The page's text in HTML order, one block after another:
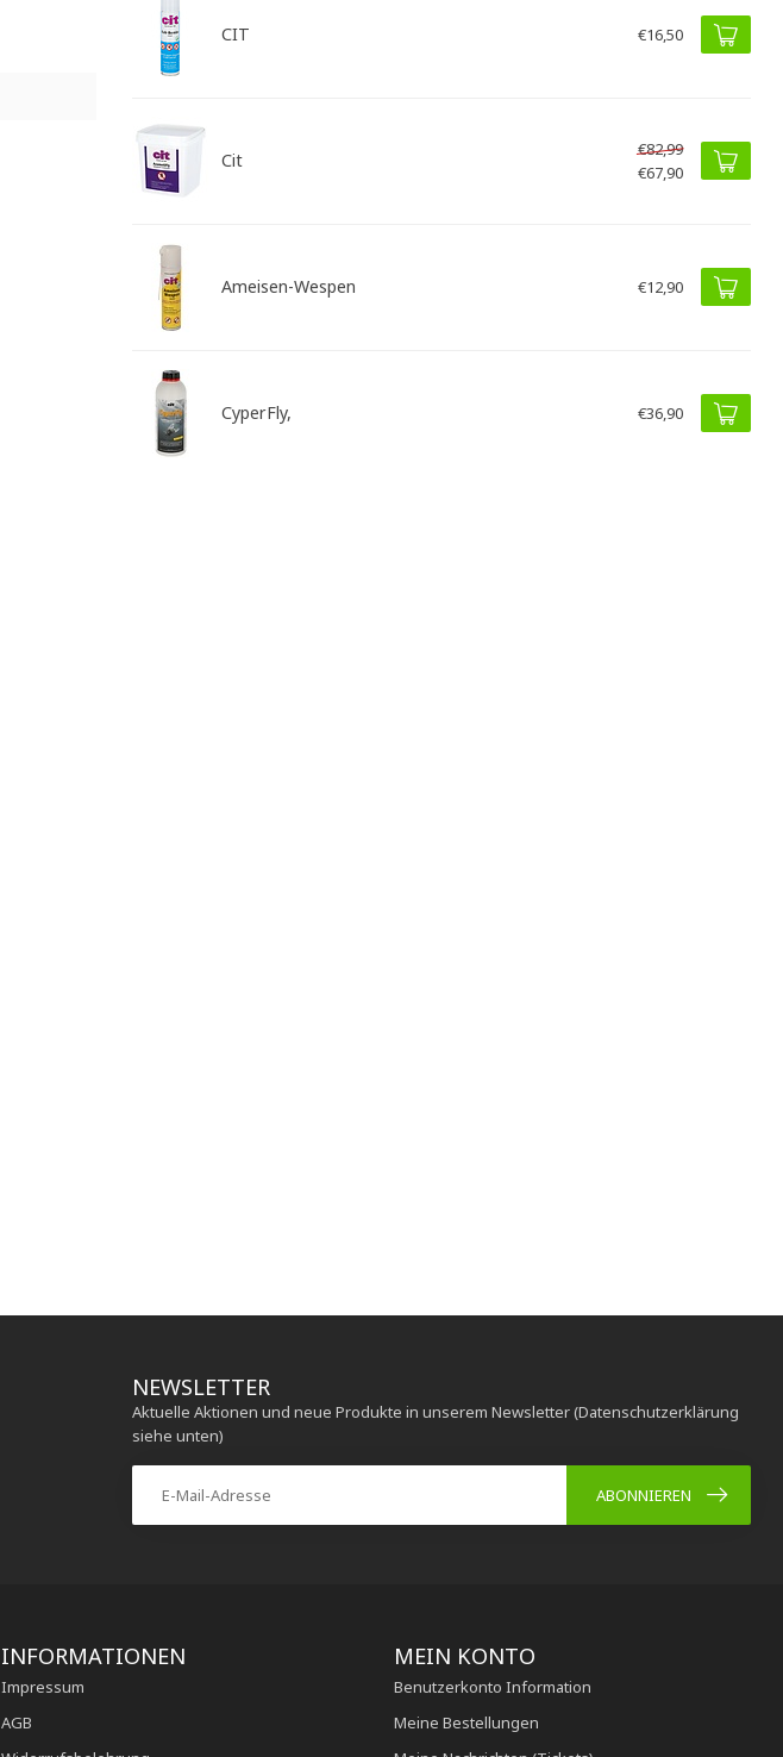
CIT €16,50
Cit
€82,99
€67,90
Ameisen-Wespen €12,90
CyperFly, €36,90
NEWSLETTER
Aktuelle Aktionen und neue Produkte in unserem Newsletter (Datenschutzerklärung
siehe unten)
ABONNIEREN
INFORMATIONEN
Impressum
AGB
MEIN KONTO
Benutzerkonto Information
Meine Bestellungen